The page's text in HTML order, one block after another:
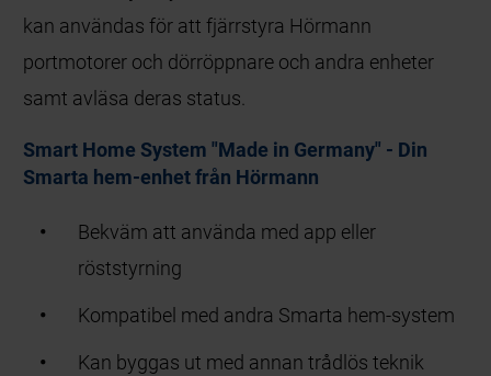
kan användas för att fjärrstyra Hörmann
portmotorer och dörröppnare och andra enheter
samt avläsa deras status.
Smart Home System "Made in Germany" - Din
Smarta hem-enhet från Hörmann
Bekväm att använda med app eller
röststyrning
Kompatibel med andra Smarta hem-system
Kan byggas ut med annan trådlös teknik